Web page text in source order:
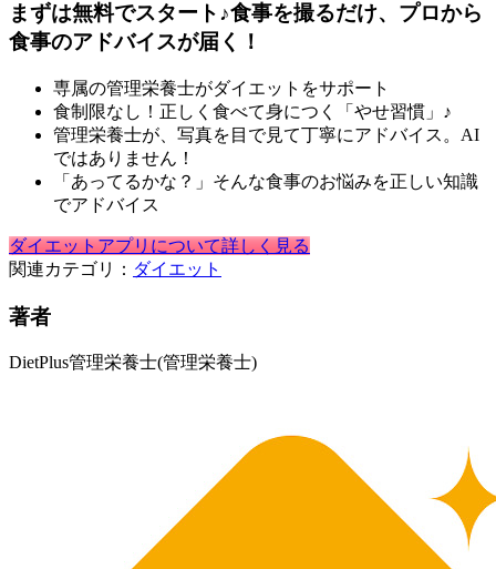
まずは無料でスタート♪食事を撮るだけ、プロから
食事のアドバイスが届く！
専属の管理栄養士がダイエットをサポート
食制限なし！正しく食べて身につく「やせ習慣」♪
管理栄養士が、写真を目で見て丁寧にアドバイス。AI
ではありません！
「あってるかな？」そんな食事のお悩みを正しい知識
でアドバイス
ダイエットアプリについて詳しく見る
関連カテゴリ： ダイエット
著者
DietPlus管理栄養士(管理栄養士)